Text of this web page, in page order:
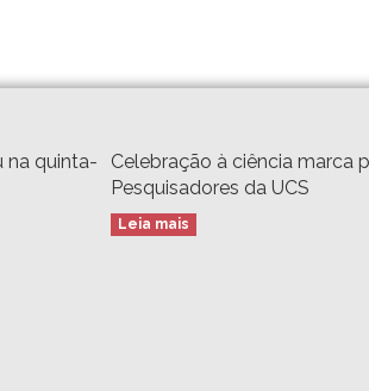
na quinta-
Celebração à ciência marca
Pesquisadores da UCS
Leia mais